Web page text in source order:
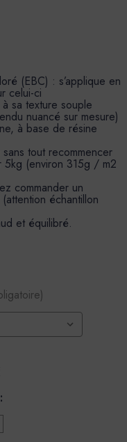
(EBC) : s’applique en
celui-ci
sa texture souple
nuancé sur mesure)
à base de résine
tout recommencer
5kg (environ 315g / m2
commander un
échantillon
et équilibré.